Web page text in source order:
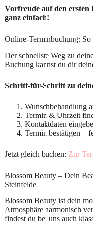
Vorfreude auf den ersten
ganz einfach!
Online-Terminbuchung: So
Der schnellste Weg zu
Buchung kannst du dir
Schritt-für-Schritt zu
Wunschbehandlung
Termin & Uhrzeit
Kontaktdaten
Termin bestätigen –
Jetzt gleich buchen: Zur
Blossom Beauty – Dein
Steinfelde
Blossom Beauty ist dein
Atmosphäre harmonisch
findest du bei uns auch